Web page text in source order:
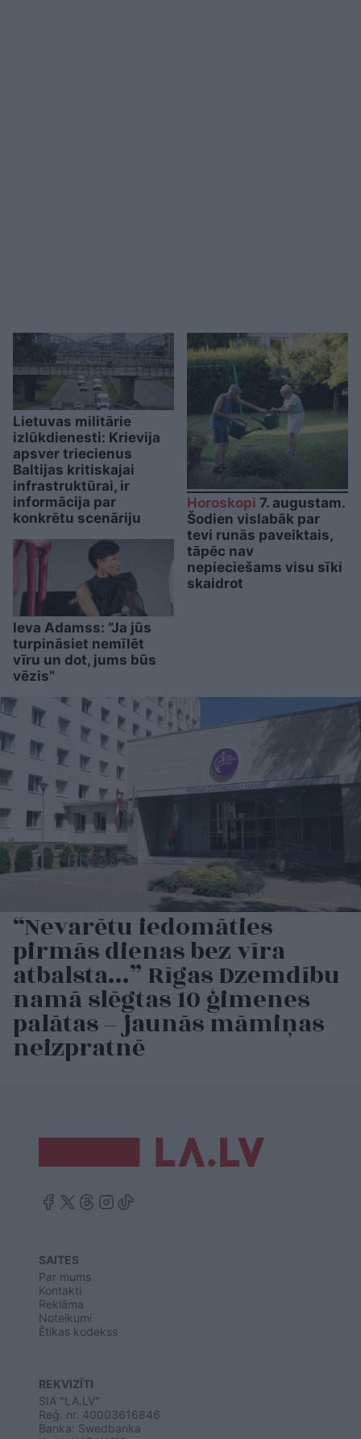
Lietuvas militārie
izlūkdienesti: Krievija
apsver triecienus
Baltijas kritiskajai
infrastruktūrai, ir
informācija par
konkrētu scenāriju
Ieva Adamss: “Ja jūs
turpināsiet nemīlēt
vīru un dot, jums būs
vēzis”
Horoskopi 7. augustam.
Šodien vislabāk par
tevi runās paveiktais,
tāpēc nav
nepieciešams visu sīki
skaidrot
“Nevarētu iedomāties
pirmās dienas bez vīra
atbalsta…” Rīgas Dzemdību
namā slēgtas 10 ģimenes
palātas – jaunās māmiņas
neizpratnē
SAITES
Par mums
Kontakti
Reklāma
Noteikumi
Ētikas kodekss
REKVIZĪTI
SIA "LA.LV"
Reģ. nr. 40003616846
Banka: Swedbanka